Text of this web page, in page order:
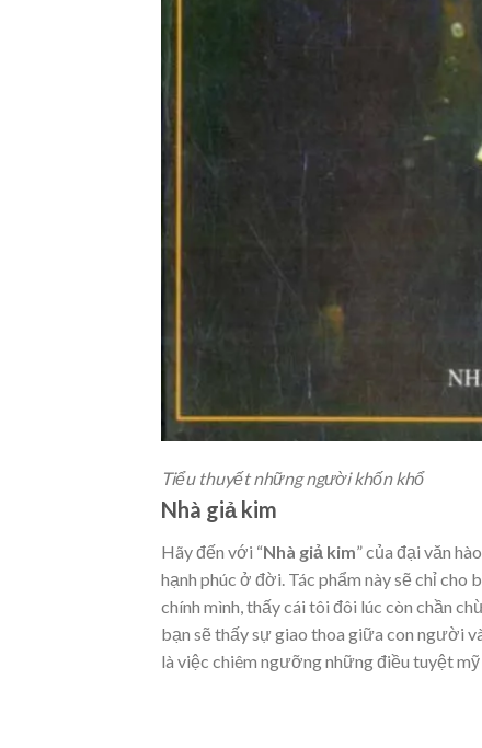
Tiểu thuyết những người khốn khổ
Nhà giả kim
Hãy đến với “Nhà giả kim” của đại văn
hạnh phúc ở đời. Tác phẩm này sẽ chỉ
chính mình, thấy cái tôi đôi lúc còn chần
bạn sẽ thấy sự giao thoa giữa con người
là việc chiêm ngưỡng những điều tuyệt mỹ